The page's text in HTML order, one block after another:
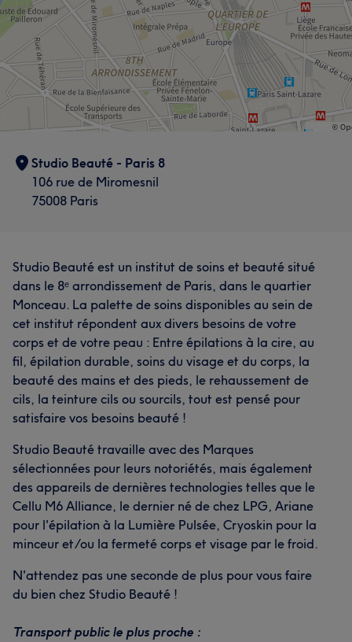
Studio Beauté - Paris 8
106 rue de Miromesnil
75008 Paris
Studio Beauté est un institut de soins et beauté situé
dans le 8ᵉ arrondissement de Paris, dans le quartier
Monceau. La palette de soins disponibles au sein de
cet institut répondent aux divers besoins de votre
corps et de votre peau : Entre épilations à la cire, au
fil, épilation durable, soins du visage et du corps, la
beauté des mains et des pieds, le rehaussement de
cils, la teinture cils ou sourcils, tout est pensé pour
satisfaire vos besoins beauté !
Studio Beauté travaille avec des Marques
sélectionnées pour leurs notoriétés, mais également
des appareils de dernières technologies telles que le
Cellu M6 Alliance, le dernier né de chez LPG, Ariane
pour l'épilation à la Lumière Pulsée, Cryoskin pour la
minceur et/ou la fermeté corps et visage par le froid.
N'attendez pas une seconde de plus pour vous faire
du bien chez Studio Beauté !
Transport public le plus proche :